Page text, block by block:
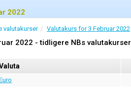
2022
valutakurser Valutakurs for 3 Februar 2022
2022 - tidligere NBs valutakurser